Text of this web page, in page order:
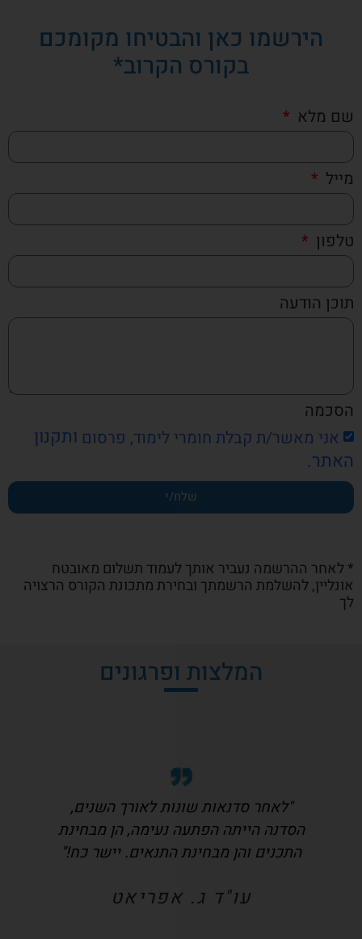
הירשמו כאן והבטיחו מקומכם
בקורס הקרוב*
שם מלא
מייל
טלפון
תוכן הודעה
הסכמה
אני מאשר/ת קבלת חומרי לימוד, פרסום ותקנון
האתר.
שלח/י
* לאחר ההרשמה נעביר אותך לעמוד תשלום מאובטח
אונליין, להשלמת הרשמתך ובחירת מתכונת הקורס הרצויה
לך
המלצות ופרגונים
"לאחר סדנאות שונות לאורך השנים,
הסדנה הייתה הפתעה נעימה, הן מבחינת
התכנים והן מבחינת התנאים. יישר כח!"
עו"ד ג. אפריאט